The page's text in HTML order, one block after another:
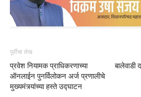
पूर्वीचा लेख
प्रवेश नियामक प्राधिकरणाच्या
ऑनलाईन पुनर्विलोकन अर्ज प्रणालीचे
मुख्यमंत्र्यांच्या हस्ते उद्घाटन
बालेवाडी